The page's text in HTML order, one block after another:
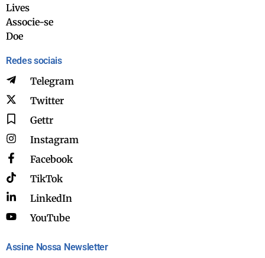
Lives
Associe-se
Doe
Redes sociais
Telegram
Twitter
Gettr
Instagram
Facebook
TikTok
LinkedIn
YouTube
Assine Nossa Newsletter